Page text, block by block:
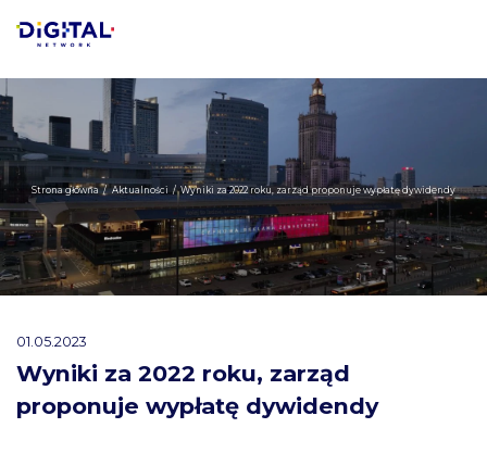
Strona główna / Aktualności / Wyniki za 2022 roku, zarząd proponuje wypłatę dywidendy
01.05.2023
Wyniki za 2022 roku, zarząd
proponuje wypłatę dywidendy